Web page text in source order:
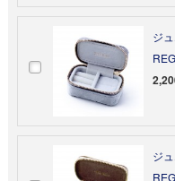
ジ
ジ